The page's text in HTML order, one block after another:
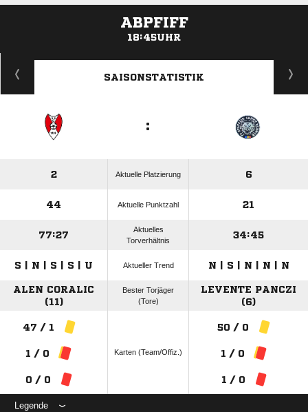
ABPFIFF
18:45UHR
ANZEIGE
SAISONSTATISTIK
:
2 Aktuelle Platzierung 6
44 Aktuelle Punktzahl 21
77:27
Aktuelles
Torverhältnis
34:45
S | N | S | S | U Aktueller Trend N | S | N | N | N
ALEN CORALIC
(11)
Bester Torjäger
(Tore)
LEVENTE PANCZI
(6)
47 / 1
1 / 0
0 / 0
Karten (Team/Offiz.)
50 / 0
1 / 0
1 / 0
Legende